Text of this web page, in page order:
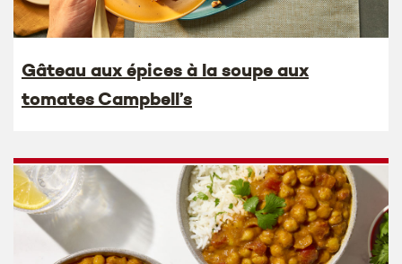
Gâteau aux épices à la soupe aux
tomates Campbell’s